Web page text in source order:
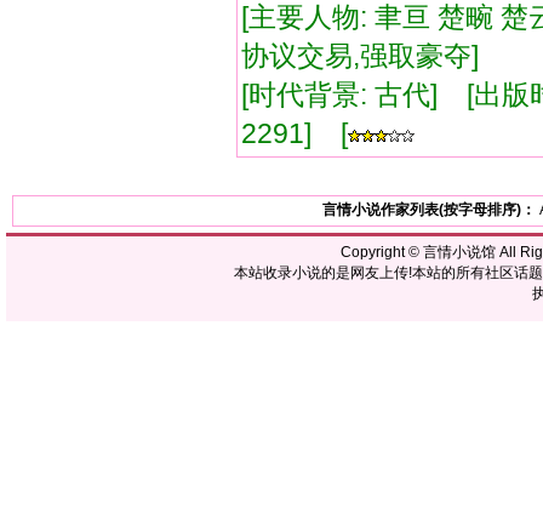
[主要人物: 聿亘 楚畹
协议交易,强取豪夺]
[时代背景: 古代] [出
2291] [
言情小说作家列表(按字母排序)：
Copyright © 言情小说馆All
本站收录小说的是网友上传!本站的所有社区话